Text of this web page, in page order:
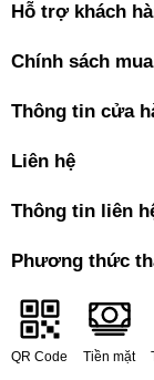
Hỗ trợ khách
Chính sách
Thông tin cửa
Liên hệ
Thông tin liên
Phương thức
QR Code Tiền mặt